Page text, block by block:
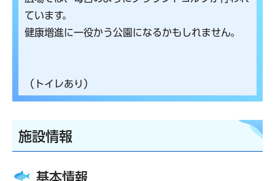
ています。
健康増進に一役かう公園になるかもしれません。
（トイレあり）
施設情報
基本情報